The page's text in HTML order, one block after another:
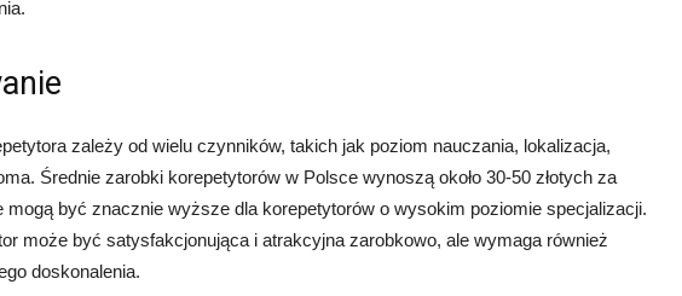
zależy od wielu czynników, takich jak poziom nauczania, lokalizacja,
Średnie zarobki korepetytorów w Polsce wynoszą około 30-50 złotych za
mogą być znacznie wyższe dla korepetytorów o wysokim poziomie specjalizacji.
może być satysfakcjonująca i atrakcyjna zarobkowo, ale wymaga również
doskonalenia.